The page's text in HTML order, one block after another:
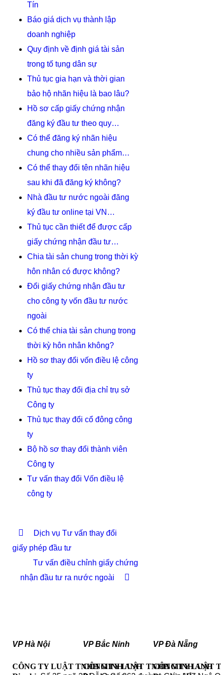
Tín
Báo giá dịch vụ thành lập
doanh nghiệp
Quy định về định giá tài sản
trong tố tụng dân sự
Thủ tục gia hạn và thời gian
bảo hộ nhãn hiệu là bao lâu?
Hồ sơ cấp giấy chứng nhận
đăng ký đầu tư theo quy…
Có thể đăng ký nhãn hiệu
chung cho nhiều sản phẩm…
Có thể thay đổi tên nhãn hiệu
sau khi đã đăng ký không?
Nhà đầu tư nước ngoài đăng
ký đầu tư online tại VN…
Thủ tục cần thiết để được cấp
giấy chứng nhận đầu tư…
Chia tài sản chung trong thời kỳ
hôn nhân có được không?
Đổi giấy chứng nhận đầu tư
cho công ty vốn đầu tư nước
ngoài
Có thể chia tài sản chung trong
thời kỳ hôn nhân không?
Hồ sơ thay đổi vốn điều lệ công
ty
Thủ tục thay đổi địa chỉ trụ sở
Công ty
Thủ tục thay đổi cổ đông công
ty
Bộ hồ sơ thay đổi thành viên
Công ty
Tư vấn thay đổi Vốn điều lệ
công ty
Dịch vụ Tư vấn thay đổi
giấy phép đầu tư
Tư vấn điều chỉnh giấy chứng
nhận đầu tư ra nước ngoài
VP Hà Nội
CÔNG TY LUẬT TNHH MINH ANH
VP Bắc Ninh
CÔNG TY LUẬT TNHH MINH ANH
VP Đà Nẵng
CÔNG TY LUẬT